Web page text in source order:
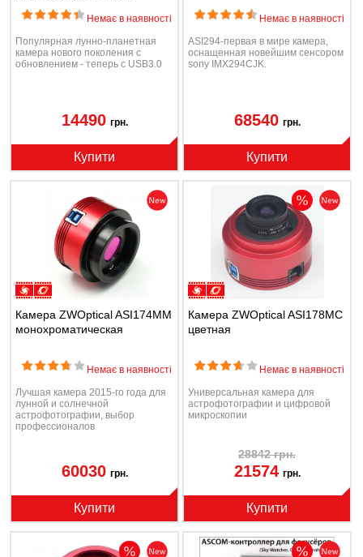
портом автогида и USB3.0)
Немає в наявності
Популярная лунно-планетная
камера нового поколения с
обновлением - теперь с USB3.0
14490 грн.
Купити
Немає в наявності
ASI294-первая в мире камера,
оснащенная новейшим сенсором
sony IMX294CJK.
68540 грн.
Купити
Камера ZWOptical ASI174MM
монохроматическая
Немає в наявності
Лучшая камера 2015-го года для
лунной и солнечной
астрофотографии, выбор
профессионалов
60030 грн.
Купити
Камера ZWOptical ASI178MC
цветная
Немає в наявності
Универсальная камера для
астрофотографии и цифровой
микроскопии
28842 грн.
21574 грн.
Купити